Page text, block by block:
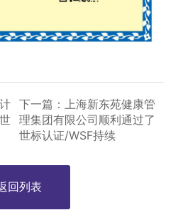
下一篇：上海新东苑健康管
理集团有限公司顺利通过了
世标认证/WSF持续
回列表